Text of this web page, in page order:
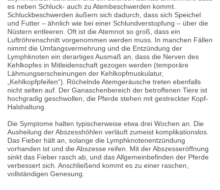
es neben Schluck- auch zu Atembeschwerden kommt.
Schluckbeschwerden äußern sich dadurch, dass sich Speichel
und Futter – ähnlich wie bei einer Schlundverstopfung – über die
Nüstern entleeren. Oft ist die Atemnot so groß, dass ein
Luftröhrenschnitt vorgenommen werden muss. In manchen Fällen
nimmt die Umfangsvermehrung und die Entzündung der
Lymphknoten ein derartiges Ausmaß an, dass die Nerven des
Kehlkopfes in Mitleidenschaft gezogen werden (temporäre
Lähmungserscheinungen der Kehlkopfmuskulatur,
„Kehlkopfpfeifen“). Röchelnde Atemgeräusche treten ebenfalls
nicht selten auf. Der Ganaschenbereich der betroffenen Tiere ist
hochgradig geschwollen, die Pferde stehen mit gestreckter Kopf-
Halshaltung.
Die Symptome halten typischerweise etwa drei Wochen an. Die
Ausheilung der Abszesshöhlen verläuft zumeist komplikationslos.
Das Fieber hält an, solange die Lymphknotenentzündung
vorhanden ist und die Abszesse reifen. Mit der Abszesseröffnung
sinkt das Fieber rasch ab, und das Allgemeinbefinden der Pferde
verbessert sich. Anschließend kommt es zu einer raschen,
vollständigen Genesung.